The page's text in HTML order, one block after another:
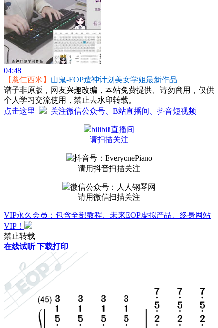
04:48
【薏仁西米】 山鬼-EOP造神计划美女学姐最新作品
谱子非原版，网友兴趣改编，本站免费提供、请勿商用，仅供
个人学习交流使用，禁止去水印转载。
点击这里
关注微信公众号、B站直播间、抖音短视频
bilibili直播间
请扫描关注
抖音号：EveryonePiano
请用抖音扫描关注
微信公众号：人人钢琴网
请用微信扫描关注
VIP永久会员：包含全部教程、未来EOP虚拟产品、终身网站
VIP！
禁止转载
在线试听 下载打印